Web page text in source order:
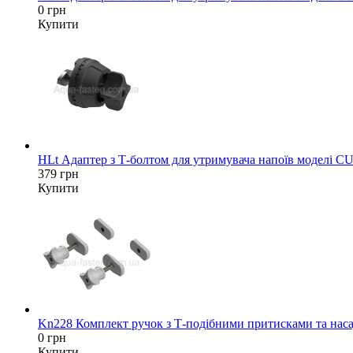
0 грн
Купити
HLt Адаптер з Т-болтом для утримувача напоїв моделі
379 грн
Купити
Kn228 Комплект ручок з Т-подібними притисками та
0 грн